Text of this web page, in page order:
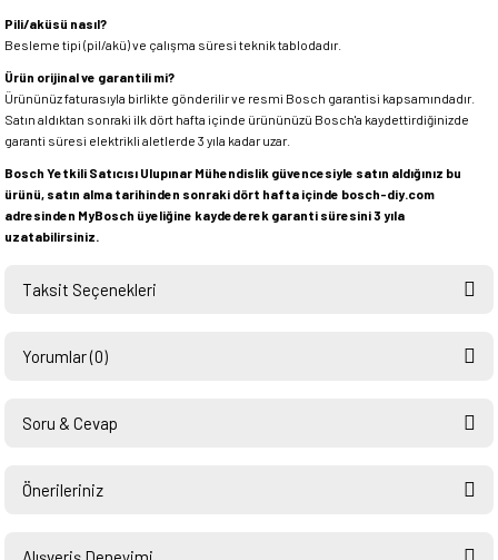
Pili/aküsü nasıl?
Besleme tipi (pil/akü) ve çalışma süresi teknik tablodadır.
Ürün orijinal ve garantili mi?
Ürününüz faturasıyla birlikte gönderilir ve resmi Bosch garantisi kapsamındadır.
Satın aldıktan sonraki ilk dört hafta içinde ürününüzü Bosch'a kaydettirdiğinizde
garanti süresi elektrikli aletlerde 3 yıla kadar uzar.
Bosch Yetkili Satıcısı Ulupınar Mühendislik güvencesiyle satın aldığınız bu
ürünü, satın alma tarihinden sonraki dört hafta içinde bosch-diy.com
adresinden MyBosch üyeliğine kaydederek garanti süresini 3 yıla
uzatabilirsiniz.
Taksit Seçenekleri
Yorumlar (0)
Soru & Cevap
Önerileriniz
yetersiz gördüğünüz noktaları öneri formunu kullanarak tarafımıza